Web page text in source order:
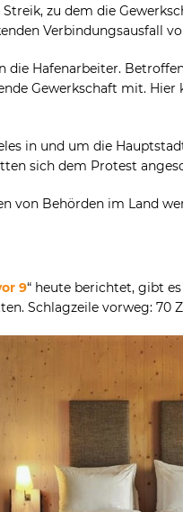
zu dem die
Verbindungsausfall
die Hafenarbeiter.
Gewerkschaft mit. Hier
in und um die
sich dem Protest
von Behörden im Land
9“ heute berichtet, gibt
Schlagzeile vorweg: 70